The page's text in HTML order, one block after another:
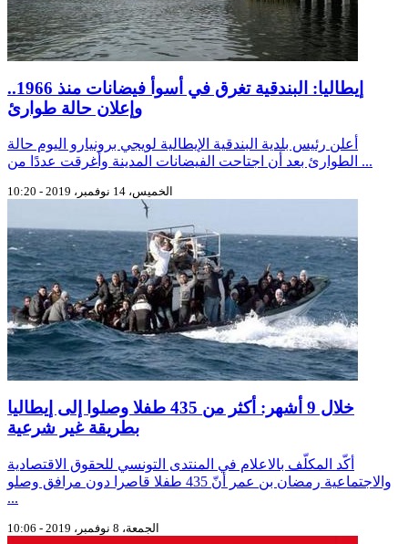
إيطاليا: البندقية تغرق في أسوأ فيضانات منذ 1966..
وإعلان حالة طوارئ
أعلن رئيس بلدية البندقية الإيطالية لويجي برونيارو اليوم حالة
الطوارئ بعد أن اجتاحت الفيضانات المدينة وأغرقت عددًا من ...
الخميس، 14 نوفمبر، 2019 - 10:20
خلال 9 أشهر: أكثر من 435 طفلا وصلوا إلى إيطاليا
بطريقة غير شرعية
أكّد المكلّف بالاعلام في المنتدى التونسي للحقوق الاقتصادية
والاجتماعية رمضان بن عمر أنّ 435 طفلا قاصرا دون مرافق وصلو
...
الجمعة، 8 نوفمبر، 2019 - 10:06